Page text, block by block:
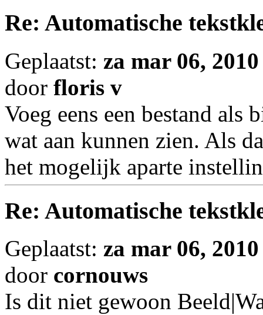
Re: Automatische
Geplaatst: za mar 06,
door floris v
Voeg eens een bestand als
wat aan kunnen zien. Als
het mogelijk aparte
Re: Automatische
Geplaatst: za mar 06,
door cornouws
Is dit niet gewoon